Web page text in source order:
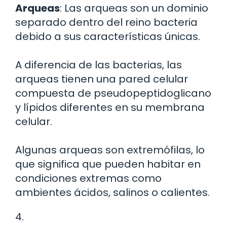
Arqueas: Las arqueas son un dominio
separado dentro del reino bacteria
debido a sus características únicas.
A diferencia de las bacterias, las
arqueas tienen una pared celular
compuesta de pseudopeptidoglicano
y lípidos diferentes en su membrana
celular.
Algunas arqueas son extremófilas, lo
que significa que pueden habitar en
condiciones extremas como
ambientes ácidos, salinos o calientes.
4.